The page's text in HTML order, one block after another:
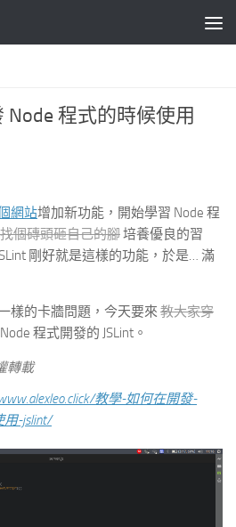
程式的時候使用
網站增加新功能，開始學習 Node 程
找個磚頭砸自己的腳培養優良的習
剛好就是這樣的功能，於是… 滿
樣的卡牆問題，今天要來 教大家穿
程式開發的 JSLint。
轉載
教學-如何在開發-
用-jslint/